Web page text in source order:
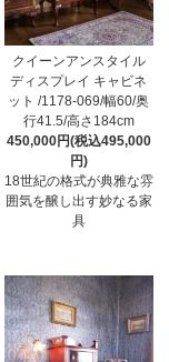
クイーンアンスタイル
ディスプレイ キャビネ
ット /1178-069/幅60/奥
行41.5/高さ184cm
450,000円(税込495,000
円)
18世紀の格式が典雅な雰
囲気を醸し出す妙なる家
具